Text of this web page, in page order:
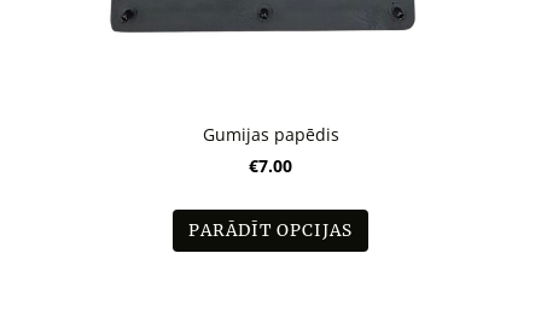
Gumijas papēdis
€7.00
PARĀDĪT OPCIJAS